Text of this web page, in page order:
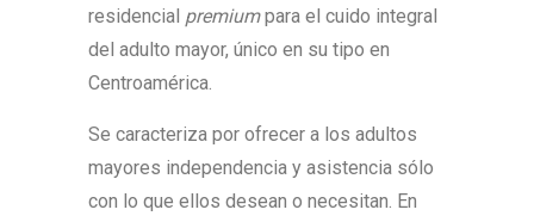
residencial premiumpara el cuido integral
del adulto mayor, único en su tipo en
Centroamérica.
Se caracteriza por ofrecer a los adultos
mayores independencia y asistencia sólo
con lo que ellos desean o necesitan. En